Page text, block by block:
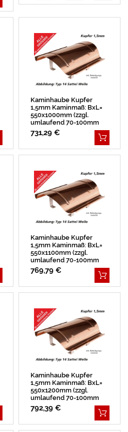
Kaminhaube Kupfer
1,5mm Kaminmaß: BxL=
550x1000mm (zzgl.
umlaufend 70-100mm
Überstand)
731,29 €
Kaminhaube Kupfer
1,5mm Kaminmaß: BxL=
550x1100mm (zzgl.
umlaufend 70-100mm
Überstand)
769,79 €
Kaminhaube Kupfer
1,5mm Kaminmaß: BxL=
550x1200mm (zzgl.
umlaufend 70-100mm
Überstand)
792,39 €